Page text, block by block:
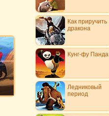
Как приручить
дракона
Кунг-фу Панда
Ледниковый
период